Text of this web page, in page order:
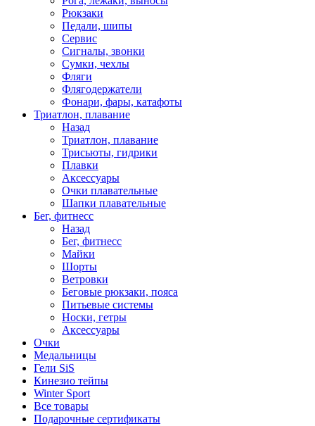
Рюкзаки
Педали, шипы
Сервис
Сигналы, звонки
Сумки, чехлы
Фляги
Флягодержатели
Фонари, фары, катафоты
Триатлон, плавание
Назад
Триатлон, плавание
Трисьюты, гидрики
Плавки
Аксессуары
Очки плавательные
Шапки плавательные
Бег, фитнесс
Назад
Бег, фитнесс
Майки
Шорты
Ветровки
Беговые рюкзаки, пояса
Питьевые системы
Носки, гетры
Аксессуары
Очки
Медальницы
Гели SiS
Кинезио тейпы
Winter Sport
Все товары
Подарочные сертификаты